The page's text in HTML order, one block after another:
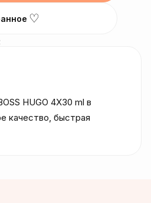
♡
HUGO 4X30 ml в
качество, быстрая